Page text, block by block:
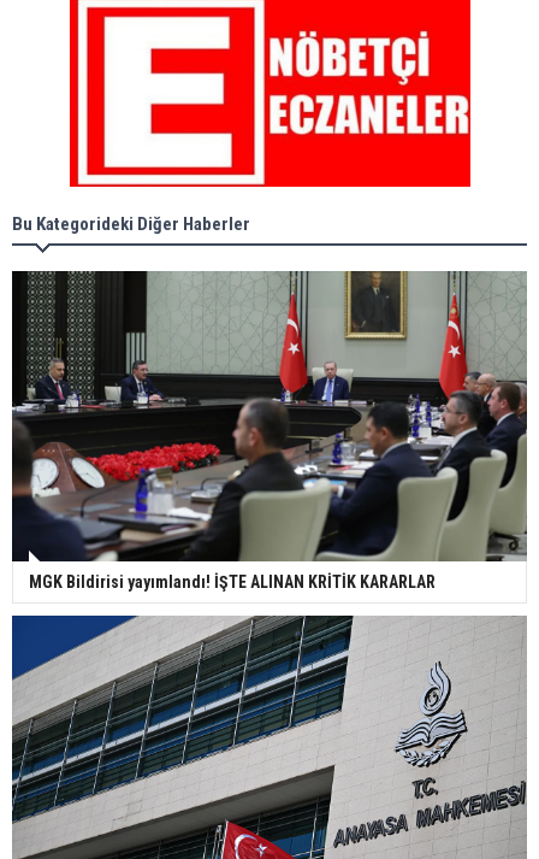
Bu Kategorideki Diğer Haberler
MGK Bildirisi yayımlandı! İŞTE ALINAN KRİTİK KARARLAR